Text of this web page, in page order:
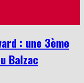
: une 3ème
Balzac